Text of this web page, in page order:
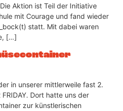
Aktion ist Teil der Initiative
mit Courage und fand wieder
statt. Mit dabei waren
[…]
in unserer mittlerweile fast 2.
Dort hatte uns der
zur künstlerischen